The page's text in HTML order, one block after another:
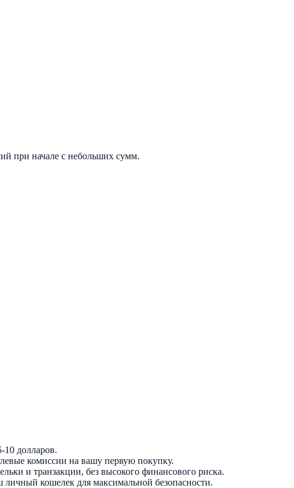
при начале с небольших сумм.
долларов.
комиссии на вашу первую покупку.
и транзакции, без высокого финансового риска.
личный кошелек для максимальной безопасности.